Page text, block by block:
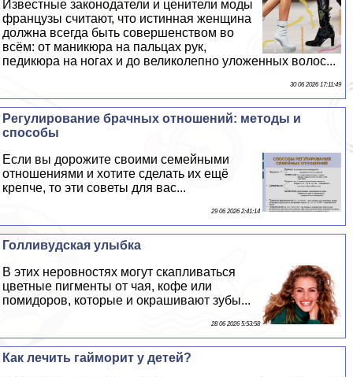
Известные законодатели и ценители моды
французы считают, что истинная женщина
должна всегда быть совершенством во
всём: от маникюра на пальцах рук,
педикюра на ногах и до великолепно уложенных волос...
30 06 2026 17:11:49
Регулирование брачных отношений: методы и
способы
Если вы дорожите своими семейными
отношениями и хотите сделать их ещё
крепче, то эти советы для вас...
29 06 2026 2:41:14
Голливудская улыбка
В этих неровностях могут скапливаться
цветные пигменты от чая, кофе или
помидоров, которые и окрашивают зубы...
28 06 2026 5:53:58
Как лечить гайморит у детей?